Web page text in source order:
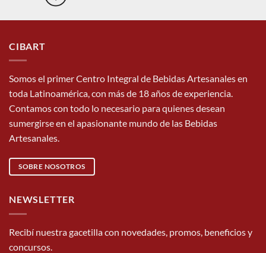
CIBART
Somos el primer Centro Integral de Bebidas Artesanales en
toda Latinoamérica, con más de 18 años de experiencia.
Contamos con todo lo necesario para quienes desean
sumergirse en el apasionante mundo de las Bebidas
Artesanales.
SOBRE NOSOTROS
NEWSLETTER
Recibí nuestra gacetilla con novedades, promos, beneficios y
concursos.